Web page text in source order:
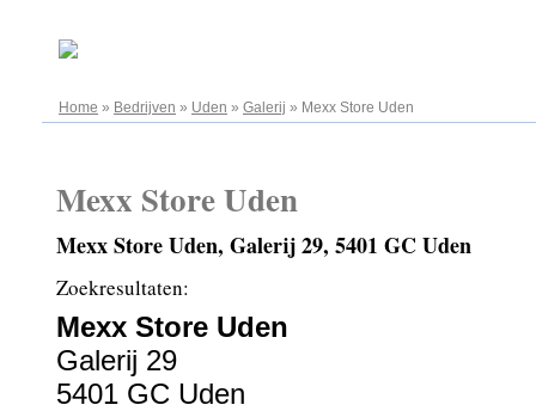
Home » Bedrijven » Uden » Galerij » Mexx Store Uden
Mexx Store Uden
Mexx Store Uden, Galerij 29, 5401 GC Uden
Zoekresultaten:
Mexx Store Uden
Galerij 29
5401 GC Uden